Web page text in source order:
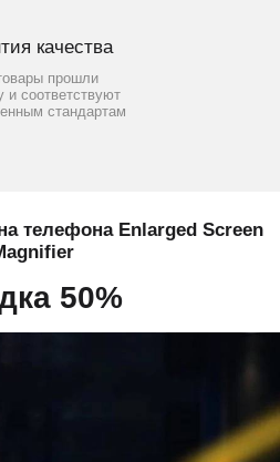
качества
прошли
и соответствуют
стандартам
телефона Enlarged Screen
50%